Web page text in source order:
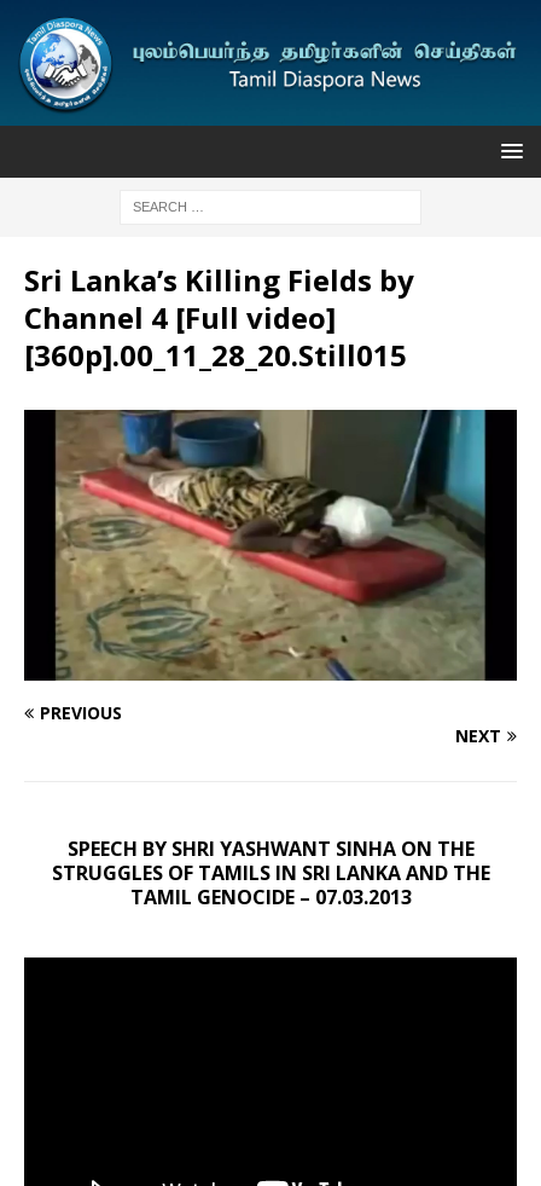
Sri Lanka’s Killing Fields by
Channel 4 [Full video]
[360p].00_11_28_20.Still015
PREVIOUS
NEXT
SPEECH BY SHRI YASHWANT SINHA ON THE
STRUGGLES OF TAMILS IN SRI LANKA AND THE
TAMIL GENOCIDE – 07.03.2013